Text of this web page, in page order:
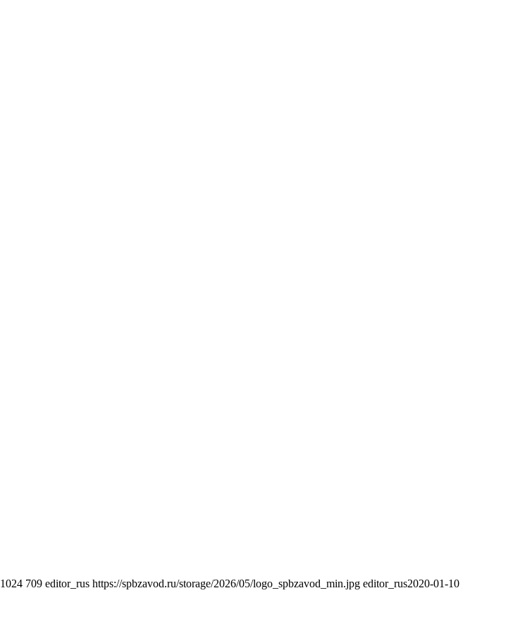
1024 709 editor_rus https://spbzavod.ru/storage/2026/05/logo_spbzavod_min.jpg editor_rus2020-01-10